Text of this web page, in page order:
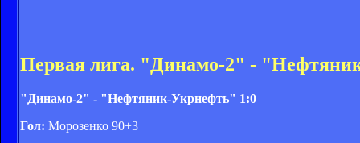
Первая лига. "Динамо-2" -
"Динамо-2" - "Нефтяник-Укрнефть" 1:0
Гол: Морозенко 90+3